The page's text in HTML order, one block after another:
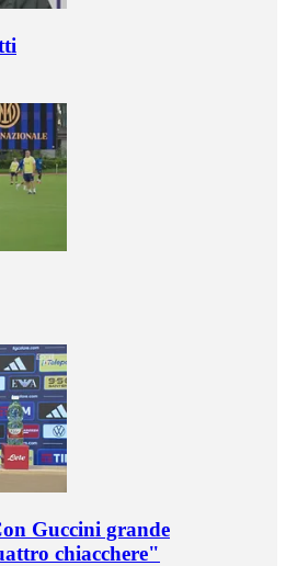
Guccini grande
chiacchere"